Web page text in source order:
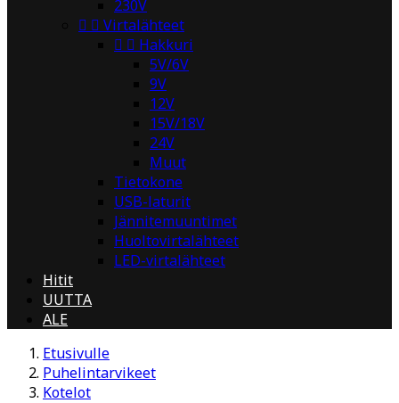
230V
  Virtalähteet
  Hakkuri
5V/6V
9V
12V
15V/18V
24V
Muut
Tietokone
USB-laturit
Jännitemuuntimet
Huoltovirtalähteet
LED-virtalähteet
Hitit
UUTTA
ALE
Etusivulle
Puhelintarvikeet
Kotelot